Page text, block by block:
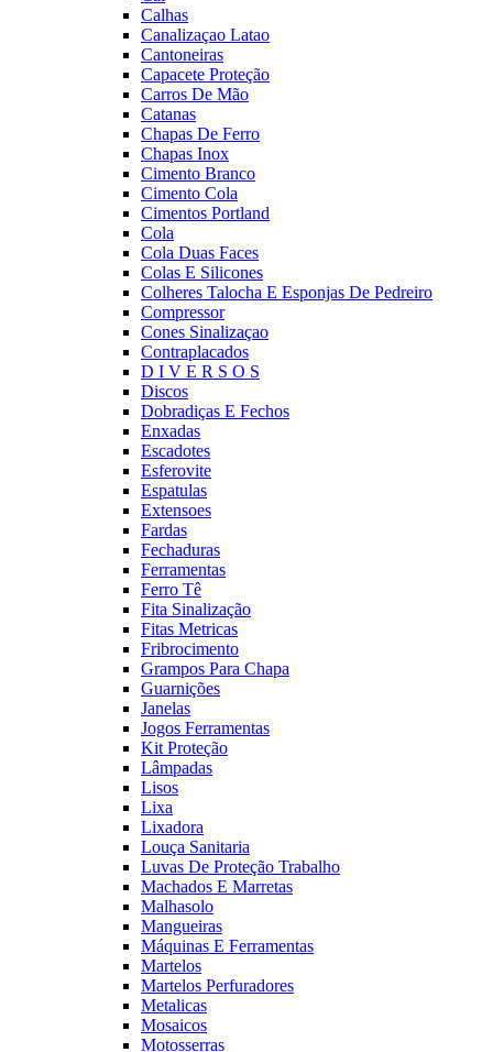
Calhas
Canalizaçao Latao
Cantoneiras
Capacete Proteção
Carros De Mão
Catanas
Chapas De Ferro
Chapas Inox
Cimento Branco
Cimento Cola
Cimentos Portland
Cola
Cola Duas Faces
Colas E Silicones
Colheres Talocha E Esponjas De Pedreiro
Compressor
Cones Sinalizaçao
Contraplacados
D I V E R S O S
Discos
Dobradiças E Fechos
Enxadas
Escadotes
Esferovite
Espatulas
Extensoes
Fardas
Fechaduras
Ferramentas
Ferro Tê
Fita Sinalização
Fitas Metricas
Fribrocimento
Grampos Para Chapa
Guarnições
Janelas
Jogos Ferramentas
Kit Proteção
Lâmpadas
Lisos
Lixa
Lixadora
Louça Sanitaria
Luvas De Proteção Trabalho
Machados E Marretas
Malhasolo
Mangueiras
Máquinas E Ferramentas
Martelos
Martelos Perfuradores
Metalicas
Mosaicos
Motosserras